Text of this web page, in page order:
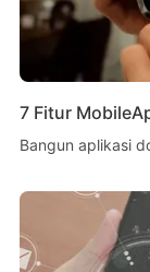
7 Fitur
Bangun aplikasi